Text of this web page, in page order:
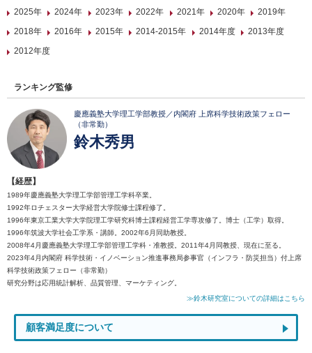
2025年 2024年 2023年 2022年 2021年 2020年
2019年
2018年
2016年 2015年 2014-2015年 2014年度
2013年度
2012年度
ランキング監修
慶應義塾大学理工学部教授／内閣府 上席科学技術政策フェロー
（非常勤）
鈴木秀男
【経歴】
1989年慶應義塾大学理工学部管理工学科卒業。
1992年ロチェスター大学経営大学院修士課程修了。
1996年東京工業大学大学院理工学研究科博士課程経営工学専攻修了。博士（工学）取得。
1996年筑波大学社会工学系・講師。2002年6月同助教授。
2008年4月慶應義塾大学理工学部管理工学科・准教授。2011年4月同教授、現在に至る。
2023年4月内閣府 科学技術・イノベーション推進事務局参事官（インフラ・防災担当）付上席
科学技術政策フェロー（非常勤）
研究分野は応用統計解析、品質管理、マーケティング。
≫鈴木研究室についての詳細はこちら
顧客満足度について